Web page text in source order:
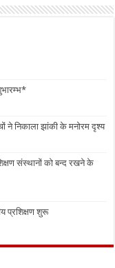
ने निकाला झांकी के मनोरम दृश्य
संस्थानों को बन्द रखने के
प्रशिक्षण शुरू